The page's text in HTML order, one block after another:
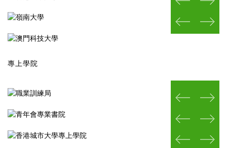
prev
next
專上學院
prev
next
prev
next
prev
next
prev
next